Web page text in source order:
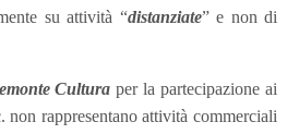
su attività “distanziate” e non di
Cultura per la partecipazione ai
non rappresentano attività commerciali